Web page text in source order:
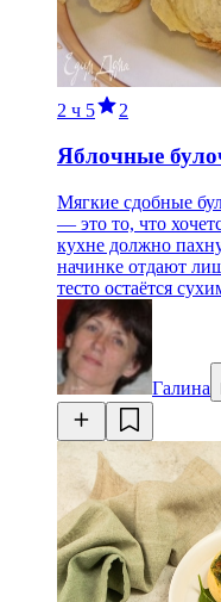
2 ч 5 2
Яблочные
Мягкие сдобные
— это то, что
кухне должно
начинке отдают
тесто остаётся
Галина